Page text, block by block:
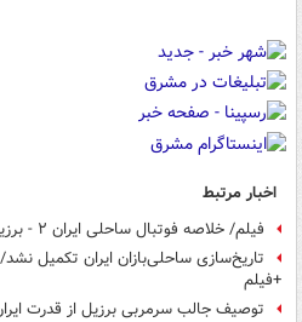
اخبار مرتبط
فیلم/ خلاصه فوتبال ساحلی ایران ۲ - برزیل ۳
تاریخ‌سازی ساحلی‌بازان ایران تکمیل
+فیلم
توصیف جالب سرمربی برزیل از قدرت